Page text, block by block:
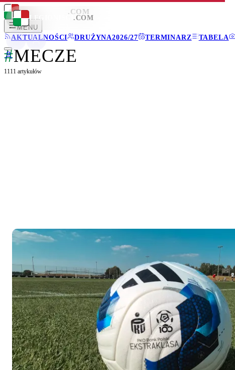
LEGIONISCI .COM
MENU
AKTUALNOŚCI
DRUŻYNA2026/27 TERMINARZ TABELA
LEGIONISCI .COM
#MECZE
1111 artykułów